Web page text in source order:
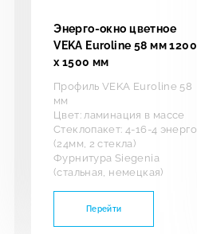
Энерго-окно цветное
VEKA Euroline 58 мм 1200
х 1500 мм
Профиль VEKA Euroline 58
мм
Цвет: ламинация в массе
Стеклопакет: 4-16-4 энерго
(24мм, 2 стекла)
Фурнитура Siegenia
(стальная, немецкая)
Перейти